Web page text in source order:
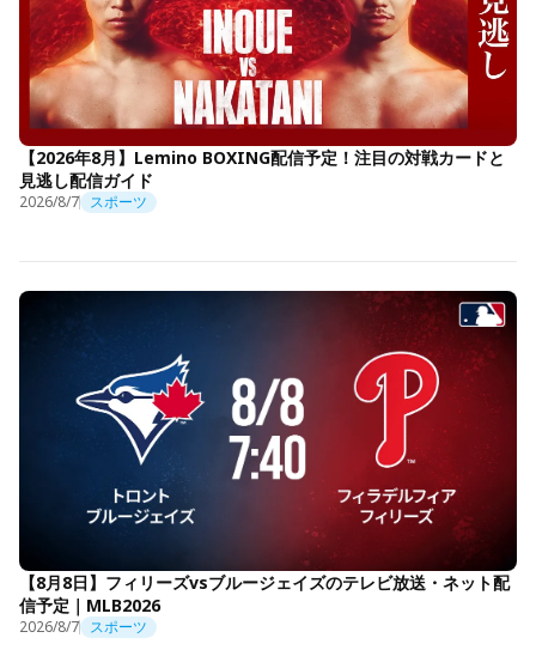
【2026年8月】Lemino BOXING配信予定！注目の対戦カードと
見逃し配信ガイド
2026/8/7 スポーツ
【8月8日】フィリーズvsブルージェイズのテレビ放送・ネット配
信予定｜MLB2026
2026/8/7 スポーツ